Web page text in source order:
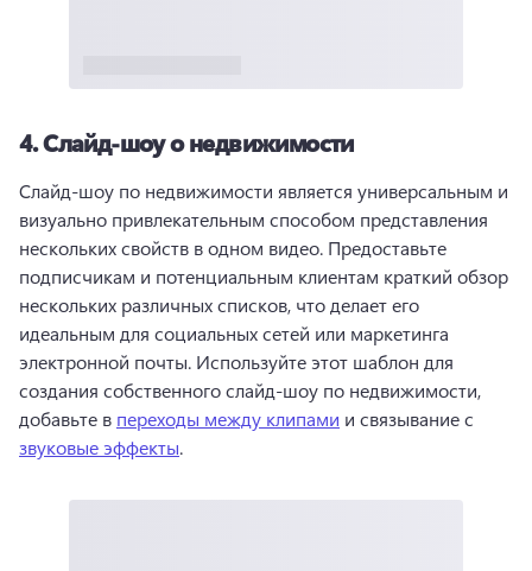
4.Слайд-шоу о недвижимости
Слайд-шоу по недвижимости является универсальным и
визуально привлекательным способом представления
нескольких свойств в одном видео. Предоставьте
подписчикам и потенциальным клиентам краткий обзор
нескольких различных списков, что делает его
идеальным для социальных сетей или маркетинга
электронной почты. Используйте этот шаблон для
создания собственного слайд-шоу по недвижимости,
добавьте в переходы между клипами и связывание с
звуковые эффекты.